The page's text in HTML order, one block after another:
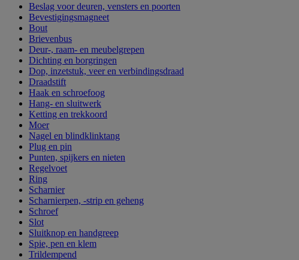
Beslag voor deuren, vensters en poorten
Bevestigingsmagneet
Bout
Brievenbus
Deur-, raam- en meubelgrepen
Dichting en borgringen
Dop, inzetstuk, veer en verbindingsdraad
Draadstift
Haak en schroefoog
Hang- en sluitwerk
Ketting en trekkoord
Moer
Nagel en blindklinktang
Plug en pin
Punten, spijkers en nieten
Regelvoet
Ring
Scharnier
Scharnierpen, -strip en geheng
Schroef
Slot
Sluitknop en handgreep
Spie, pen en klem
Trildempend